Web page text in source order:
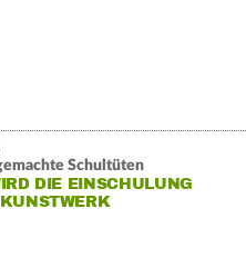
Schultüten
DIE EINSCHULUNG